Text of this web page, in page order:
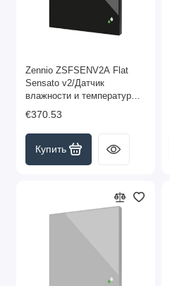
Zennio ZSFSENV2A Flat
Sensato v2/Датчик
влажности и температуры
KNX для скрытого
монтажа, цвет чёрный арт.
ZSFSENV2A
€370.53
Купить